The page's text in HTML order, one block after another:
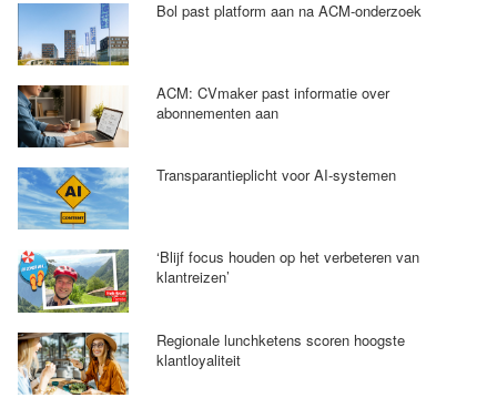
Bol past platform aan na ACM-onderzoek
ACM: CVmaker past informatie over
abonnementen aan
Transparantieplicht voor AI-systemen
‘Blijf focus houden op het verbeteren van
klantreizen’
Regionale lunchketens scoren hoogste
klantloyaliteit